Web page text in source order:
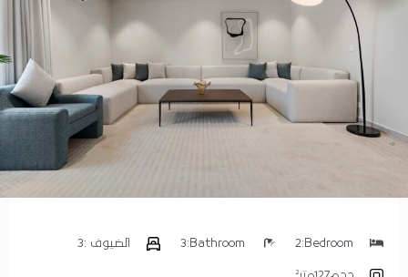
Bedroom:
2
Bathroom:
3 الضيوف :3
حجم127متر²
المدينة